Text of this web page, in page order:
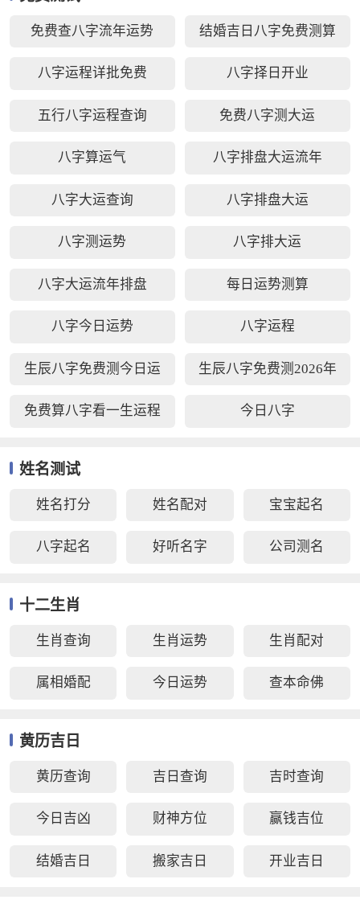
免费查八字流年运势 结婚吉日八字免费测算
八字运程详批免费 八字择日开业
五行八字运程查询 免费八字测大运
八字算运气 八字排盘大运流年
八字大运查询 八字排盘大运
八字测运势 八字排大运
八字大运流年排盘 每日运势测算
八字今日运势 八字运程
生辰八字免费测今日运
势
生辰八字免费测2026年
运势
免费算八字看一生运程 今日八字
姓名测试
姓名打分 姓名配对 宝宝起名
八字起名 好听名字 公司测名
十二生肖
生肖查询 生肖运势 生肖配对
属相婚配 今日运势 查本命佛
黄历吉日
黄历查询 吉日查询 吉时查询
今日吉凶 财神方位 赢钱吉位
结婚吉日 搬家吉日 开业吉日